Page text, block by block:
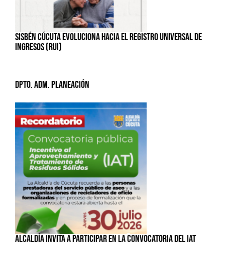
SISBÉN CÚCUTA EVOLUCIONA HACIA EL REGISTRO UNIVERSAL DE
INGRESOS (RUI)
Dpto. Adm. Planeación
ALCALDÍA INVITA A PARTICIPAR EN LA CONVOCATORIA DEL IAT